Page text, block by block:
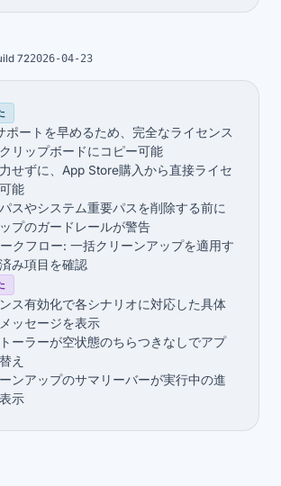
722026-04-23
ポートを早めるため、完全なライセンス
リップボードにコピー可能
せずに、App Store購入から直接ライセ
能
スやシステム重要パスを削除する前に
プのガードレールが警告
クフロー: 一括クリーンアップを適用す
み項目を確認
ス有効化で各シナリオに対応した具体
ッセージを表示
ーラーが空状態のちらつきなしでアプ
え
ンアップのサマリーバーが実行中の進
示